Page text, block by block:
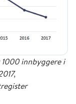
1000 innbyggere i